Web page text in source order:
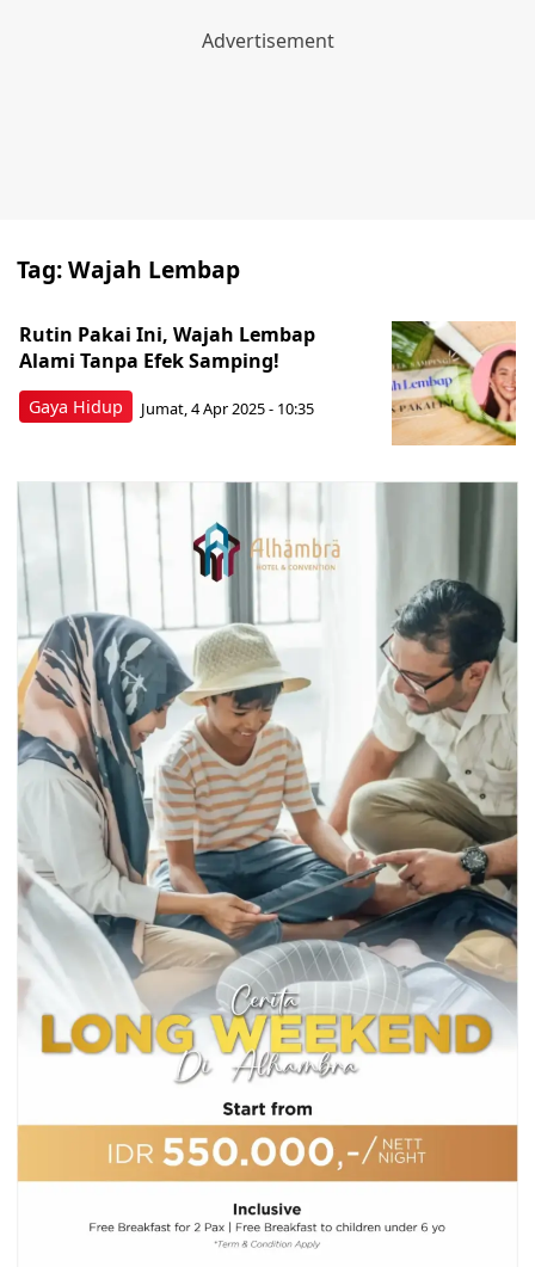
Tag:Wajah Lembap
Gaya Hidup
Rutin Pakai Ini, Wajah Lembap
Alami Tanpa Efek Samping!
Jumat, 4 Apr 2025 - 10:35